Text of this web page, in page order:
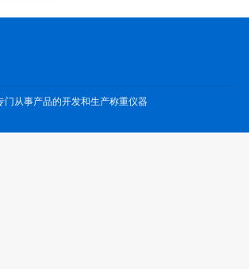
门从事产品的开发和生产称重仪器